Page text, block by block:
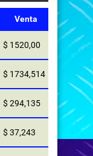
Venta
$ 1520,00
$ 1734,514
$ 294,135
$ 37,243